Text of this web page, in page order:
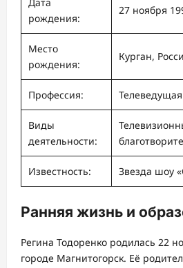
рождения:
27 ноября
Место
рождения:
Курган,
Профессия: Телеведущая
Виды
деятельности:
Известность: Звезда шоу
Ранняя жизнь и
Регина Тодоренко родилась 22
городе Магнитогорск. Её